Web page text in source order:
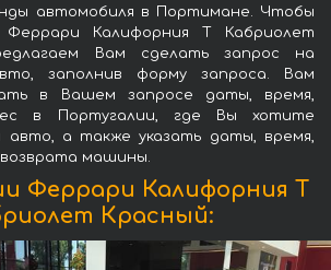
автомобиля в Портимане. Чтобы
Калифорния Т Кабриолет
Вам сделать запрос на
заполнив форму запроса. Вам
в Вашем запросе даты, время,
в Португалии, где Вы хотите
авто, а также указать даты, время,
машины.
Феррари Калифорния Т
Красный: